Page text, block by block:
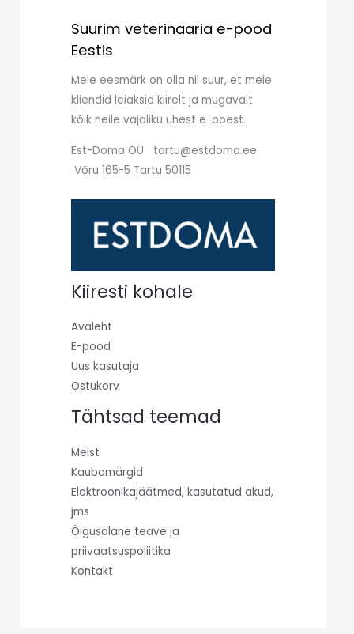
Suurim veterinaaria e-pood
Eestis
Meie eesmärk on olla nii suur, et meie
kliendid leiaksid kiirelt ja mugavalt
kõik neile vajaliku ühest e-poest.
Est-Doma OÜ tartu@estdoma.ee
Võru 165-5 Tartu 50115
Kiiresti kohale
Avaleht
E-pood
Uus kasutaja
Ostukorv
Tähtsad teemad
Meist
Kaubamärgid
Elektroonikajäätmed, kasutatud akud,
jms
Õigusalane teave ja
priivaatsuspoliitika
Kontakt